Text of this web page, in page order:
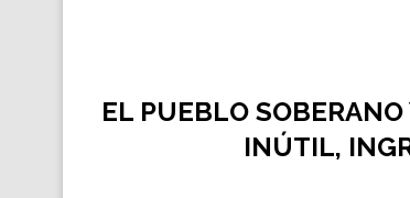
EL PUEBLO
INÚTIL,